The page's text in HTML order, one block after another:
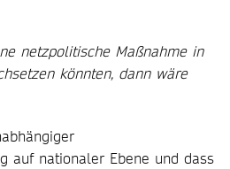
netzpolitische Maßnahme in
könnten, dann wäre
auf nationaler Ebene und dass